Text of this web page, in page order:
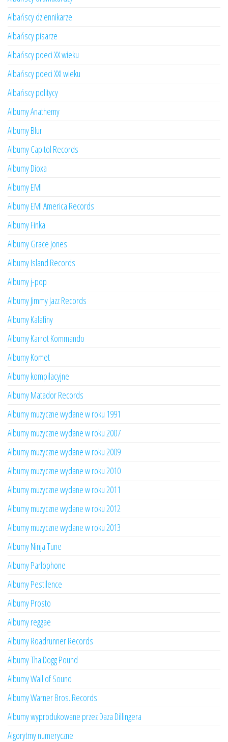
Albańscy dziennikarze
Albańscy pisarze
Albańscy poeci XX wieku
Albańscy poeci XXI wieku
Albańscy politycy
Albumy Anathemy
Albumy Blur
Albumy Capitol Records
Albumy Dioxa
Albumy EMI
Albumy EMI America Records
Albumy Finka
Albumy Grace Jones
Albumy Island Records
Albumy j-pop
Albumy Jimmy Jazz Records
Albumy Kalafiny
Albumy Karrot Kommando
Albumy Komet
Albumy kompilacyjne
Albumy Matador Records
Albumy muzyczne wydane w roku 1991
Albumy muzyczne wydane w roku 2007
Albumy muzyczne wydane w roku 2009
Albumy muzyczne wydane w roku 2010
Albumy muzyczne wydane w roku 2011
Albumy muzyczne wydane w roku 2012
Albumy muzyczne wydane w roku 2013
Albumy Ninja Tune
Albumy Parlophone
Albumy Pestilence
Albumy Prosto
Albumy reggae
Albumy Roadrunner Records
Albumy Tha Dogg Pound
Albumy Wall of Sound
Albumy Warner Bros. Records
Albumy wyprodukowane przez Daza Dillingera
Algorytmy numeryczne